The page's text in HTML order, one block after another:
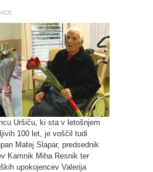
Uršiču, ki sta v letošnjem
100 let, je voščil tudi
Matej Slapar, predsednik
Kamnik Miha Resnik ter
upokojencev Valerija